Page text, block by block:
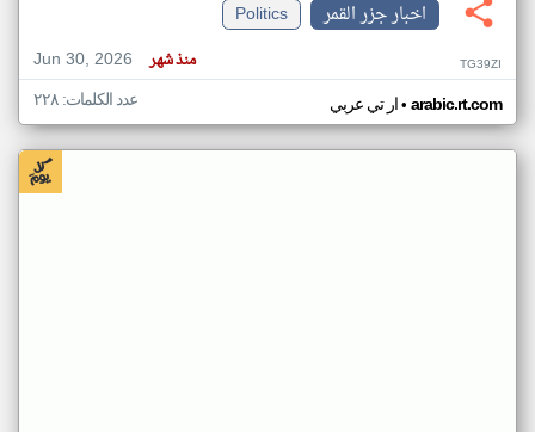
اخبار جزر القمر
Politics
Jun 30, 2026
منذ شهر TG39ZI
ار تي عربي• arabic.rt.com عدد الكلمات: ٢٢٨